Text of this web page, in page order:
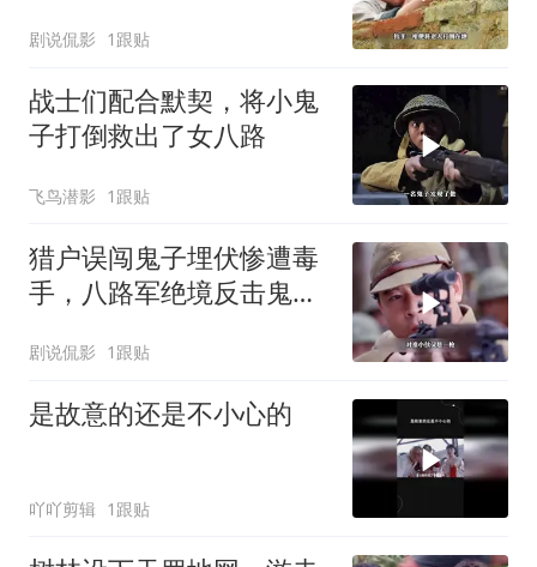
剧说侃影 1跟贴
战士们配合默契，将小鬼
子打倒救出了女八路
飞鸟潜影 1跟贴
猎户误闯鬼子埋伏惨遭毒
手，八路军绝境反击鬼子
剧说侃影 1跟贴
是故意的还是不小心的
吖吖剪辑 1跟贴